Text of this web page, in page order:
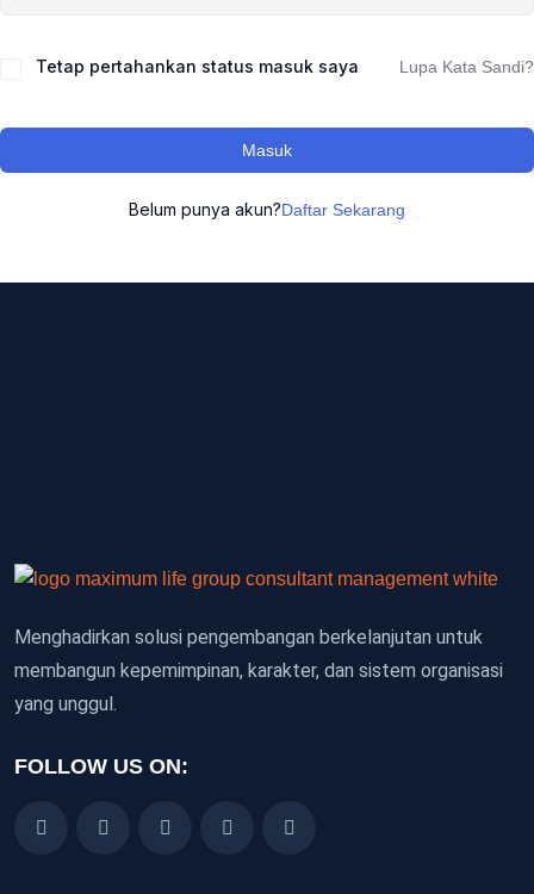
Tetap pertahankan status masuk saya Lupa Kata Sandi?
Masuk
Belum punya akun?Daftar Sekarang
Menghadirkan solusi pengembangan berkelanjutan untuk
membangun kepemimpinan, karakter, dan sistem organisasi
yang unggul.
FOLLOW US ON: